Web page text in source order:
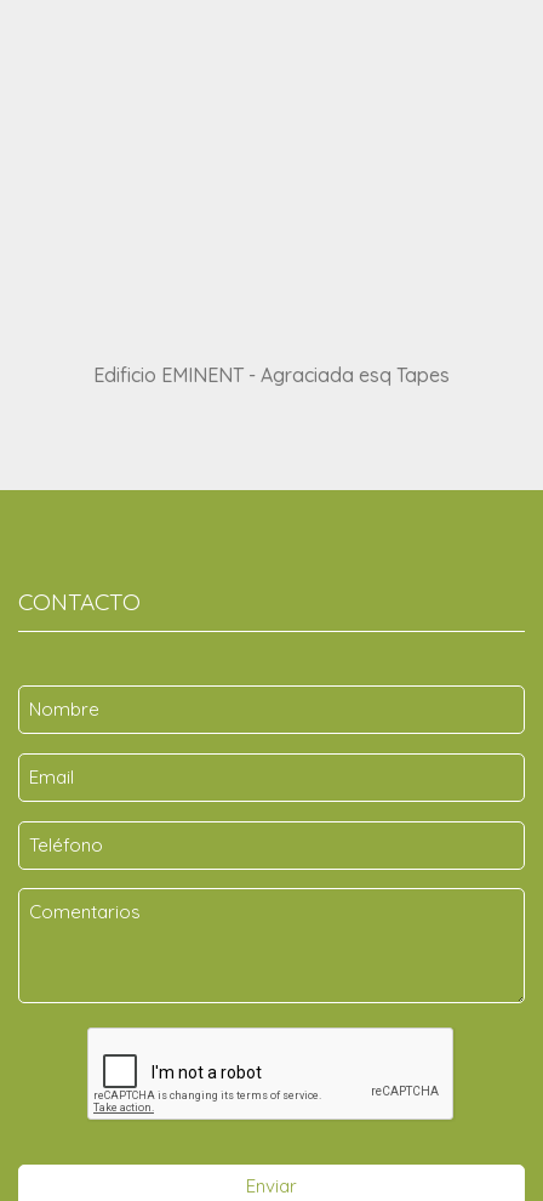
Edificio EMINENT - Agraciada esq Tapes
CONTACTO
Enviar